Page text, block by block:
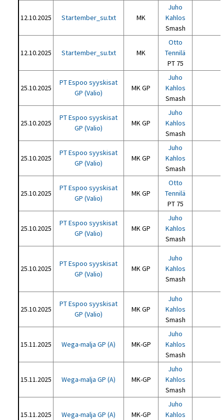
12.10.2025 Startember_su.txt MK
Juho
Kahlos
Smash
12.10.2025 Startember_su.txt MK
Otto
Tennilä
PT 75
25.10.2025
PT Espoo syyskisat
GP (Valio)
MK GP
Juho
Kahlos
Smash
25.10.2025
PT Espoo syyskisat
GP (Valio)
MK GP
Juho
Kahlos
Smash
25.10.2025
PT Espoo syyskisat
GP (Valio)
MK GP
Juho
Kahlos
Smash
25.10.2025
PT Espoo syyskisat
GP (Valio)
MK GP
Otto
Tennilä
PT 75
25.10.2025
PT Espoo syyskisat
GP (Valio)
MK GP
Juho
Kahlos
Smash
25.10.2025
PT Espoo syyskisat
GP (Valio)
MK GP
Juho
Kahlos
Smash
25.10.2025
PT Espoo syyskisat
GP (Valio)
MK GP
Juho
Kahlos
Smash
15.11.2025 Wega-malja GP (A) MK-GP
Juho
Kahlos
Smash
15.11.2025 Wega-malja GP (A) MK-GP
Juho
Kahlos
Smash
15.11.2025 Wega-malja GP (A) MK-GP
Juho
Kahlos